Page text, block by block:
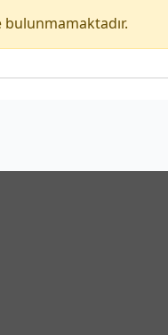
bulunmamaktadır.